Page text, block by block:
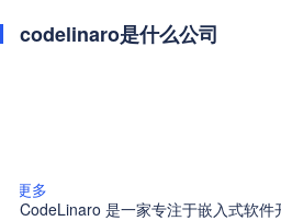
codelinaro是什么公司
更多
CodeLinaro 是一家专注于嵌入式软